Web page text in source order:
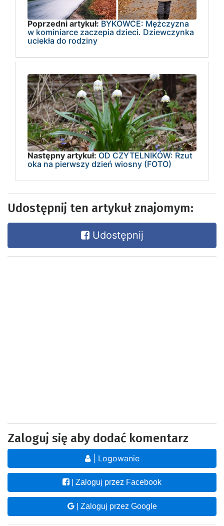
Poprzedni artykuł: BYKOWCE: Mężczyzna
w kominiarce zaczepia dzieci. Dziewczynka
uciekła do rodziny
Następny artykuł: OD CZYTELNIKÓW: Rzut
oka na pierwszy dzień wiosny (FOTO)
Udostępnij ten artykuł znajomym:
Udostępnij
Zaloguj się aby dodać komentarz
| Logowanie
| Zaloguj przez Facebook
| Zaloguj przez Google